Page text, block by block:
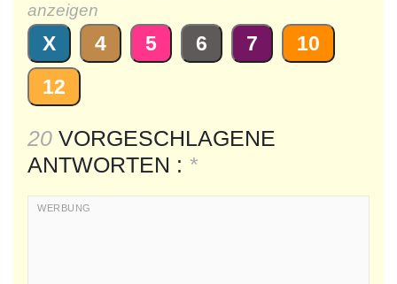
anzeigen
X 4 5 6 7
10
12
20 VORGESCHLAGENE
ANTWORTEN : *